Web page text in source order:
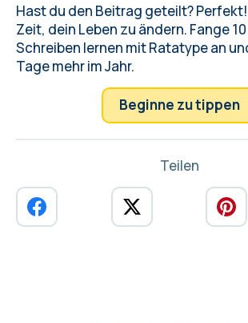
Hast du den Beitrag geteilt?
Zeit, dein Leben zu ändern. Fange
Schreiben lernen mit Ratatype an
Tage mehr im Jahr.
Beginne zu tippen
Teilen